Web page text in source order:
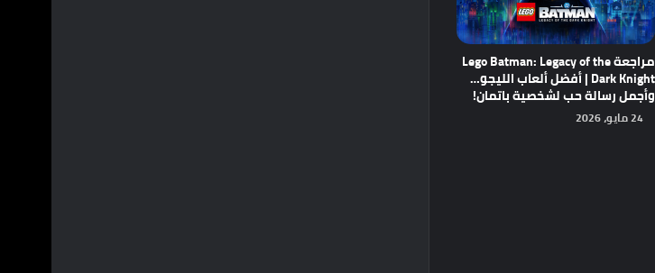
مراجعة Lego Batman: Legacy of the
Dark Knight | أفضل ألعاب الليجو…
وأجمل رسالة حب لشخصية باتمان!
24 مايو، 2026